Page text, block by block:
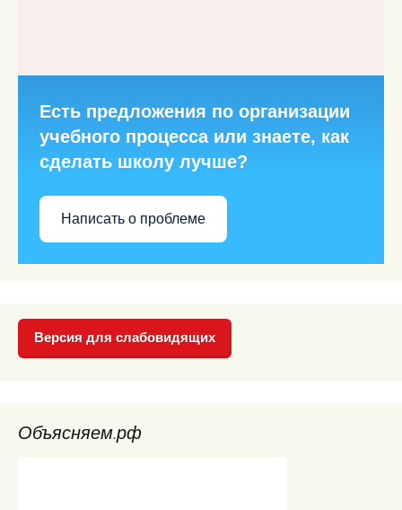
Есть предложения по организации
учебного процесса или знаете, как
сделать школу лучше?
Написать о проблеме
Версия для слабовидящих
Объясняем.рф